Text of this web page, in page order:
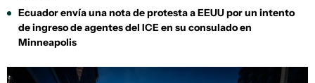
Ecuador envía una nota de protesta a EEUU por un intento
de ingreso de agentes del ICE en su consulado en
Minneapolis